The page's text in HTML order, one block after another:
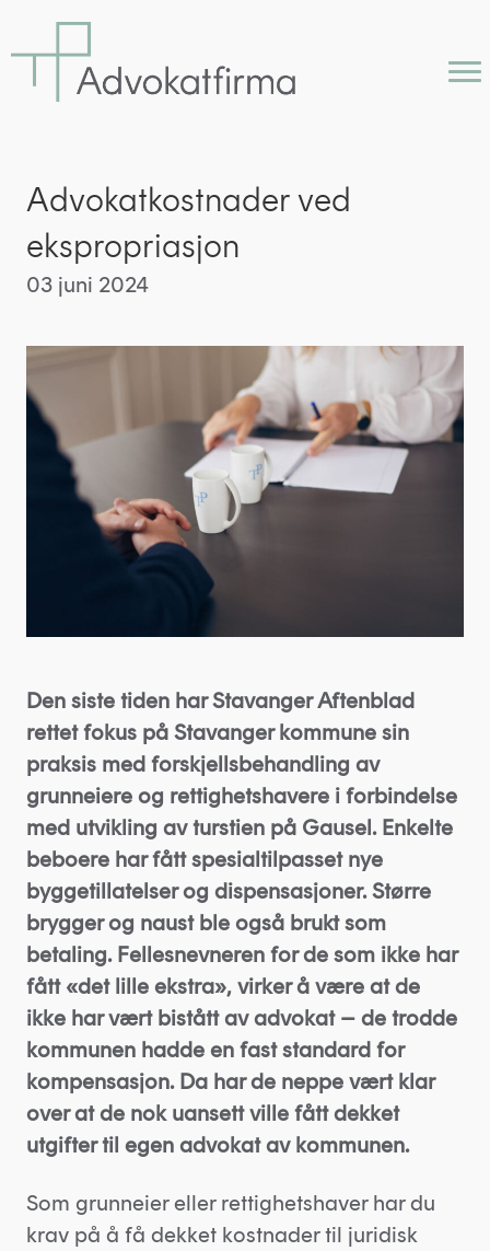
Advokatkostnader ved
ekspropriasjon
03 juni 2024
Den siste tiden har Stavanger Aftenblad
rettet fokus på Stavanger kommune sin
praksis med forskjellsbehandling av
grunneiere og rettighetshavere i forbindelse
med utvikling av turstien på Gausel. Enkelte
beboere har fått spesialtilpasset nye
byggetillatelser og dispensasjoner. Større
brygger og naust ble også brukt som
betaling. Fellesnevneren for de som ikke har
fått «det lille ekstra», virker å være at de
ikke har vært bistått av advokat – de trodde
kommunen hadde en fast standard for
kompensasjon. Da har de neppe vært klar
over at de nok uansett ville fått dekket
utgifter til egen advokat av kommunen.
Som grunneier eller rettighetshaver har du
krav på å få dekket kostnader til juridisk